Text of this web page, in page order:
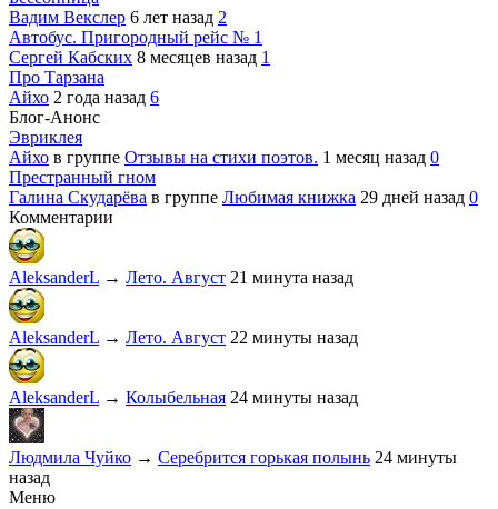
Вадим Векслер 6 лет назад 2
Автобус. Пригородный рейс № 1
Сергей Кабских 8 месяцев назад 1
Про Тарзана
Айхо 2 года назад 6
Блог-Анонс
Эвриклея
Айхо в группе Отзывы на стихи поэтов. 1 месяц назад 0
Престранный гном
Галина Скударёва в группе Любимая книжка 29 дней назад 0
Комментарии
AleksanderL → Лето. Август 21 минута назад
AleksanderL → Лето. Август 22 минуты назад
AleksanderL → Колыбельная 24 минуты назад
Людмила Чуйко → Серебрится горькая полынь 24 минуты
назад
Меню